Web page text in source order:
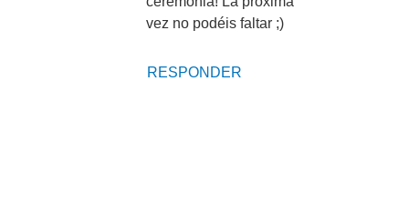
vez no podéis faltar ;)
RESPONDER